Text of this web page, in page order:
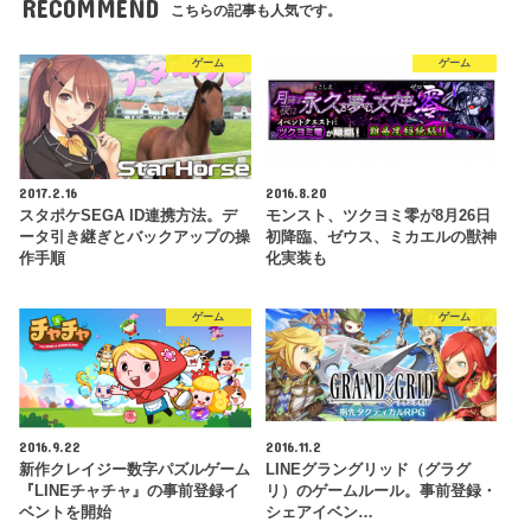
RECOMMEND こちらの記事も人気です。
ゲーム
2017.2.16
スタポケSEGA ID連携方法。デ
ータ引き継ぎとバックアップの操
作手順
ゲーム
2016.8.20
モンスト、ツクヨミ零が8月26日
初降臨、ゼウス、ミカエルの獣神
化実装も
ゲーム
2016.9.22
新作クレイジー数字パズルゲーム
『LINEチャチャ』の事前登録イ
ベントを開始
ゲーム
2016.11.2
LINEグラングリッド（グラグ
リ）のゲームルール。事前登録・
シェアイベン…